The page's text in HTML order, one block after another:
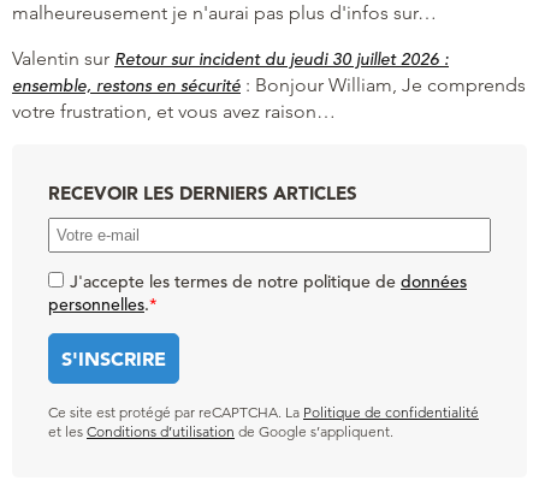
malheureusement je n'aurai pas plus d'infos sur…
Valentin sur Retour sur incident du jeudi 30 juillet 2026 :
ensemble, restons en sécurité : Bonjour William, Je comprends
votre frustration, et vous avez raison…
RECEVOIR LES DERNIERS ARTICLES
J'accepte les termes de notre politique de données
personnelles.*
Ce site est protégé par reCAPTCHA. La Politique de confidentialité
et les Conditions d’utilisation de Google s’appliquent.